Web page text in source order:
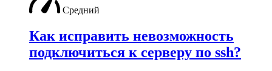
Средний
Как исправить невозможность
подключиться к серверу по ssh?